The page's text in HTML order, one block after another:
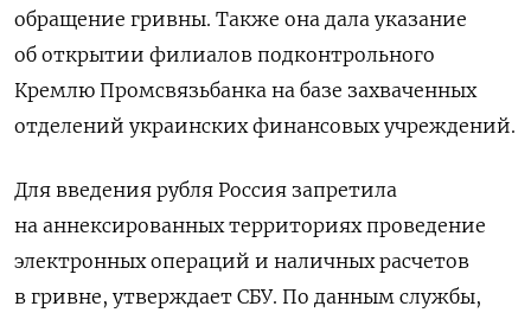
обращение гривны. Также она дала указание
об открытии филиалов подконтрольного
Кремлю Промсвязьбанка на базе захваченных
отделений украинских финансовых учреждений.
Для введения рубля Россия запретила
на аннексированных территориях проведение
электронных операций и наличных расчетов
в гривне, утверждает СБУ. По данным службы,